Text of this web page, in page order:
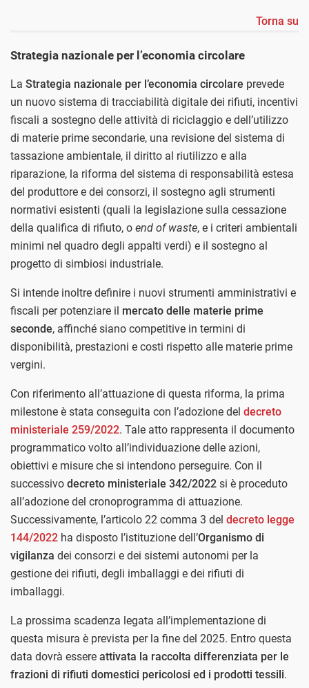
Torna su
Strategia nazionale per l’economia circolare
La Strategia nazionale per l’economia circolare prevede
un nuovo sistema di tracciabilità digitale dei rifiuti, incentivi
fiscali a sostegno delle attività di riciclaggio e dell’utilizzo
di materie prime secondarie, una revisione del sistema di
tassazione ambientale, il diritto al riutilizzo e alla
riparazione, la riforma del sistema di responsabilità estesa
del produttore e dei consorzi, il sostegno agli strumenti
normativi esistenti (quali la legislazione sulla cessazione
della qualifica di rifiuto, o end of waste, e i criteri ambientali
minimi nel quadro degli appalti verdi) e il sostegno al
progetto di simbiosi industriale.
Si intende inoltre definire i nuovi strumenti amministrativi e
fiscali per potenziare il mercato delle materie prime
seconde, affinché siano competitive in termini di
disponibilità, prestazioni e costi rispetto alle materie prime
vergini.
Con riferimento all’attuazione di questa riforma, la prima
milestone è stata conseguita con l’adozione del decreto
ministeriale 259/2022. Tale atto rappresenta il documento
programmatico volto all’individuazione delle azioni,
obiettivi e misure che si intendono perseguire. Con il
successivo decreto ministeriale 342/2022 si è proceduto
all’adozione del cronoprogramma di attuazione.
Successivamente, l’articolo 22 comma 3 del decreto legge
144/2022 ha disposto l’istituzione dell’Organismo di
vigilanza dei consorzi e dei sistemi autonomi per la
gestione dei rifiuti, degli imballaggi e dei rifiuti di
imballaggi.
La prossima scadenza legata all’implementazione di
questa misura è prevista per la fine del 2025. Entro questa
data dovrà essere attivata la raccolta differenziata per le
frazioni di rifiuti domestici pericolosi ed i prodotti tessili.